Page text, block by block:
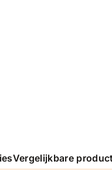
Vergelijkbare